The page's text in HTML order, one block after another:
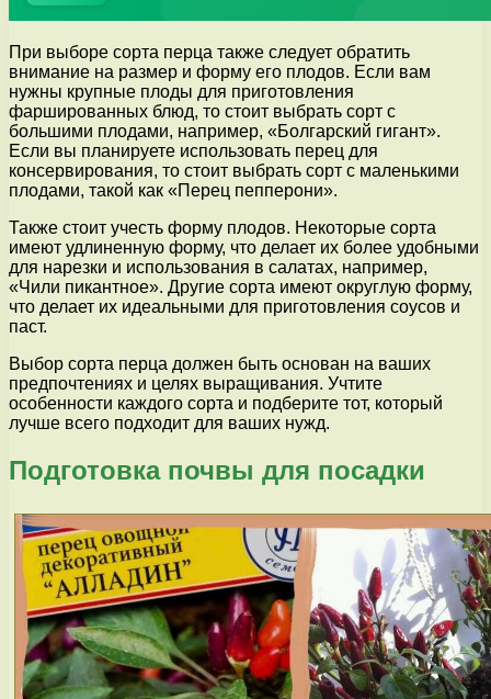
При выборе сорта перца также следует обратить
внимание на размер и форму его плодов. Если вам
нужны крупные плоды для приготовления
фаршированных блюд, то стоит выбрать сорт с
большими плодами, например, «Болгарский гигант».
Если вы планируете использовать перец для
консервирования, то стоит выбрать сорт с маленькими
плодами, такой как «Перец пепперони».
Также стоит учесть форму плодов. Некоторые сорта
имеют удлиненную форму, что делает их более удобными
для нарезки и использования в салатах, например,
«Чили пикантное». Другие сорта имеют округлую форму,
что делает их идеальными для приготовления соусов и
паст.
Выбор сорта перца должен быть основан на ваших
предпочтениях и целях выращивания. Учтите
особенности каждого сорта и подберите тот, который
лучше всего подходит для ваших нужд.
Подготовка почвы для посадки